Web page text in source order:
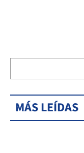
MÁS LEÍDAS